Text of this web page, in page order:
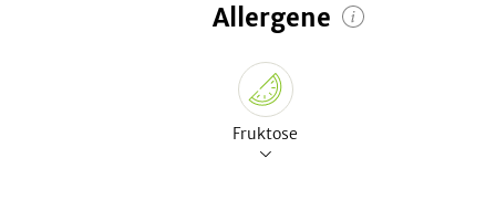
Allergene
Fruktose